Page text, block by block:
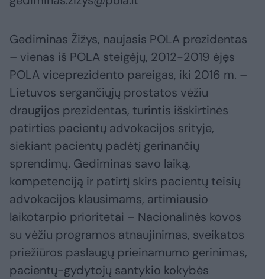
Gediminas Žižys, naujasis POLA prezidentas
– vienas iš POLA steigėjų, 2012-2019 ėjęs
POLA viceprezidento pareigas, iki 2016 m. –
Lietuvos sergančiųjų prostatos vėžiu
draugijos prezidentas, turintis išskirtinės
patirties pacientų advokacijos srityje,
siekiant pacientų padėtį gerinančių
sprendimų. Gediminas savo laiką,
kompetenciją ir patirtį skirs pacientų teisių
advokacijos klausimams, artimiausio
laikotarpio prioritetai – Nacionalinės kovos
su vėžiu programos atnaujinimas, sveikatos
priežiūros paslaugų prieinamumo gerinimas,
pacientų-gydytojų santykio kokybės